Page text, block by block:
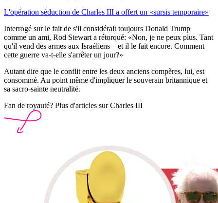
L'opération séduction de Charles III a offert un «sursis temporaire»
Interrogé sur le fait de s'il considérait toujours Donald Trump
comme un ami, Rod Stewart a rétorqué: «Non, je ne peux plus. Tant
qu'il vend des armes aux Israéliens – et il le fait encore. Comment
cette guerre va-t-elle s'arrêter un jour?»
Autant dire que le conflit entre les deux anciens compères, lui, est
consommé. Au point même d'impliquer le souverain britannique et
sa sacro-sainte neutralité.
Fan de royauté? Plus d'articles sur Charles III